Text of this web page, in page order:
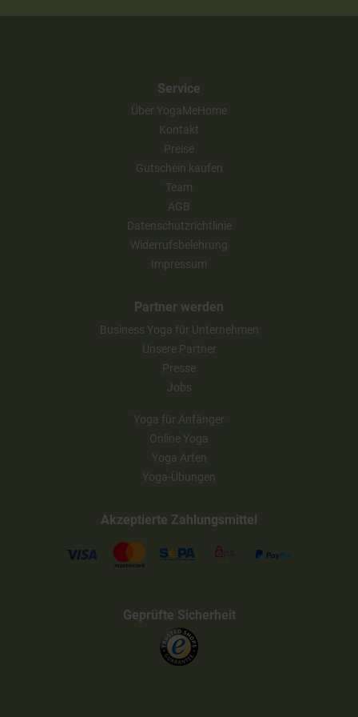
Service
Über YogaMeHome
Kontakt
Preise
Gutschein kaufen
Team
AGB
Datenschutzrichtlinie
Widerrufsbelehrung
Impressum
Partner werden
Business Yoga für Unternehmen
Unsere Partner
Presse
Jobs
Yoga für Anfänger
Online Yoga
Yoga Arten
Yoga-Übungen
Akzeptierte Zahlungsmittel
Geprüfte Sicherheit